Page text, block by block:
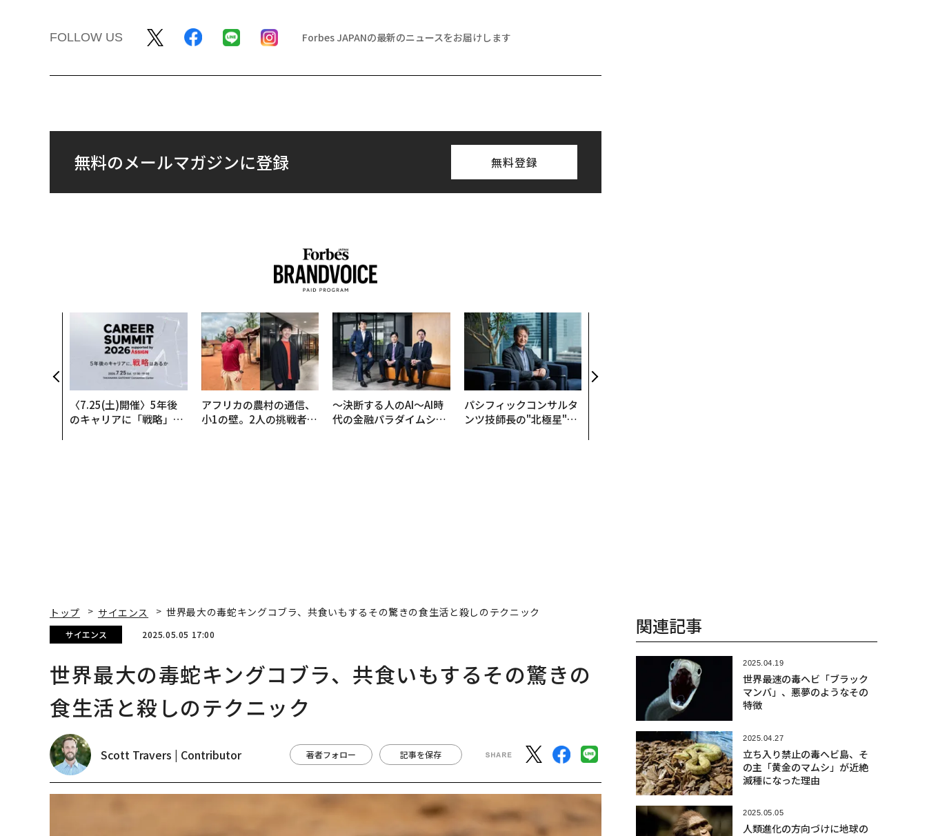
FOLLOW US Forbes JAPANの最新のニュースをお届けします
無料のメールマガジンに登録 無料登録
〈7.25(土)開催〉5年後
のキャリアに「戦略」は
アフリカの農村の通信、
小1の壁。2人の挑戦者が
〜決断する人のAI〜AI時
代の金融パラダイムシフ
パシフィックコンサルタ
ンツ技師長の"北極星"。
判断軸
トップ サイエンス 世界最大の毒蛇キングコブラ、共食いもするその驚きの食生活と殺しのテクニック
サイエンス 2025.05.05 17:00
世界最大の毒蛇キングコブラ、共食いもするその驚きの
食生活と殺しのテクニック
Scott Travers | Contributor 著者フォロー 記事を保存
関連記事
2025.04.19
世界最速の毒ヘビ「ブラック
マンバ」、悪夢のようなその
特徴
2025.04.27
立ち入り禁止の毒へビ島、そ
の主「黄金のマムシ」が近絶
滅種になった理由
2025.05.05
人類進化の方向づけに地球の